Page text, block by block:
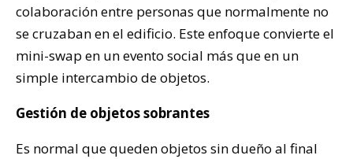
colaboración entre personas que normalmente no
se cruzaban en el edificio. Este enfoque convierte el
mini-swap en un evento social más que en un
simple intercambio de objetos.
Gestión de objetos sobrantes
Es normal que queden objetos sin dueño al final